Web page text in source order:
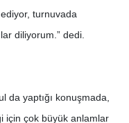
turnuvada
diliyorum.” dedi.
da yaptığı konuşmada,
için çok büyük anlamlar